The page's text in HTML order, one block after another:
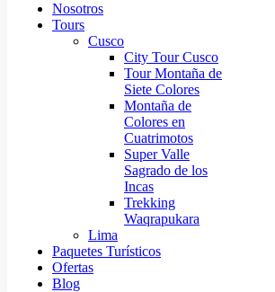
Nosotros
Tours
Cusco
City Tour Cusco
Tour Montaña de
Siete Colores
Montaña de
Colores en
Cuatrimotos
Super Valle
Sagrado de los
Incas
Trekking
Waqrapukara
Lima
Paquetes Turísticos
Ofertas
Blog